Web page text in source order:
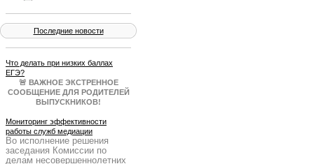
Последние новости
Что делать при низких баллах
ЕГЭ?
🚨 ВАЖНОЕ ЭКСТРЕННОЕ
СООБЩЕНИЕ ДЛЯ РОДИТЕЛЕЙ
ВЫПУСКНИКОВ!
не всегда совпадают с
ожиданиями. Паника — плохой
советчик. Нужен четкий план Б!
Образовательный портал
Учеба.ру 25 июня в 19:00 МСК
Мониторинг эффективности
работы служб медиации
Во исполнение решения
заседания Комиссии по
делам несовершеннолетних